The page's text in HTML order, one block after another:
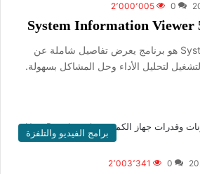
0 2٬000٬005
System Information Viewer هو برنامج يعرض تفاصيل شاملة عن
لتحليل الأداء وحل المشاكل بسهولة.
برامج الفيديو والتلفزة
0 2٬003٬341